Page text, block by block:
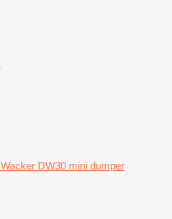
Wacker DW30 mini dumper